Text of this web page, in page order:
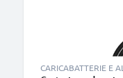
CARICABATTERIE E